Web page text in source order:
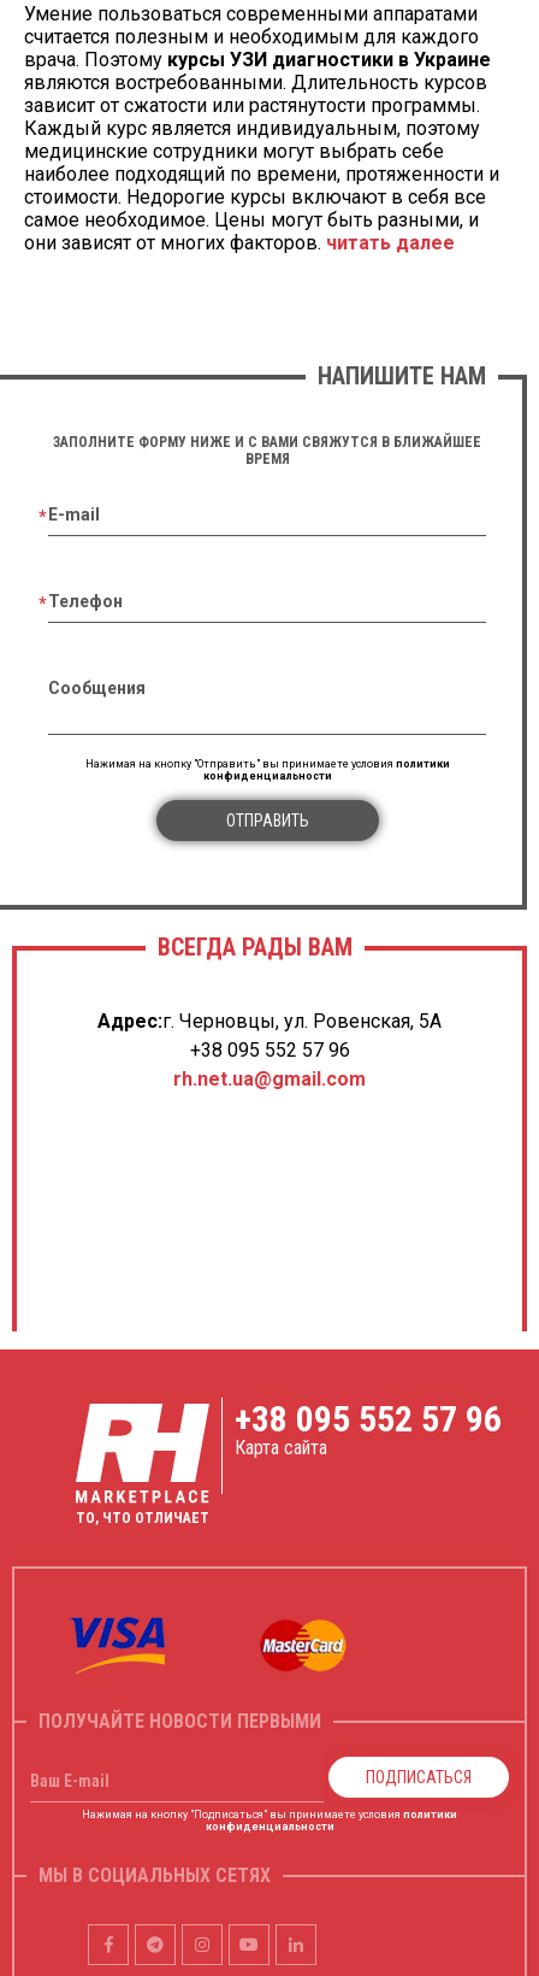
Умение пользоваться современными аппаратами
считается полезным и необходимым для каждого
врача. Поэтому курсы УЗИ диагностики в Украине
являются востребованными. Длительность курсов
зависит от сжатости или растянутости программы.
Каждый курс является индивидуальным, поэтому
медицинские сотрудники могут выбрать себе
наиболее подходящий по времени, протяженности и
стоимости. Недорогие курсы включают в себя все
самое необходимое. Цены могут быть разными, и
они зависят от многих факторов. читать далее
НАПИШИТЕ НАМ
ЗАПОЛНИТЕ ФОРМУ НИЖЕ И С ВАМИ СВЯЖУТСЯ В БЛИЖАЙШЕЕ
ВРЕМЯ
E-mail
Телефон
Сообщения
Нажимая на кнопку "Отправить" вы принимаете условия политики
конфиденциальности
ОТПРАВИТЬ
ВСЕГДА РАДЫ ВАМ
Адрес:г. Черновцы, ул. Ровенская, 5А
+38 095 552 57 96
rh.net.ua@gmail.com
ТО, ЧТО ОТЛИЧАЕТ
+38 095 552 57 96
Карта сайта
ПОЛУЧАЙТЕ НОВОСТИ ПЕРВЫМИ
Ваш E-mail ПОДПИСАТЬСЯ
Нажимая на кнопку "Подписаться" вы принимаете условия политики
конфиденциальности
МЫ В СОЦИАЛЬНЫХ СЕТЯХ